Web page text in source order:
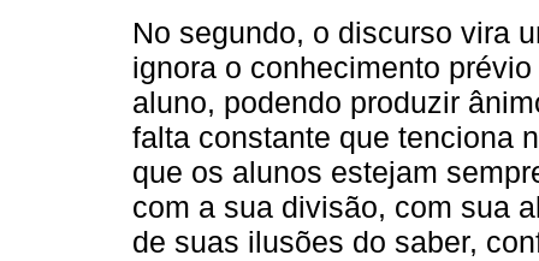
No segundo, o discurso vira
ignora o conhecimento
aluno, podendo produzir
falta constante que tenciona
que os alunos estejam
com a sua divisão, com sua
de suas ilusões do saber,